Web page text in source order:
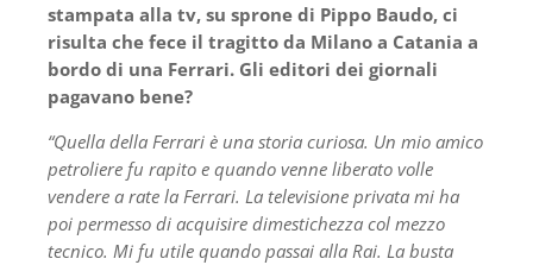
stampata alla tv, su sprone di Pippo Baudo, ci
risulta che fece il tragitto da Milano a Catania a
bordo di una Ferrari. Gli editori dei giornali
pagavano bene?
“Quella della Ferrari è una storia curiosa. Un mio amico
petroliere fu rapito e quando venne liberato volle
vendere a rate la Ferrari. La televisione privata mi ha
poi permesso di acquisire dimestichezza col mezzo
tecnico. Mi fu utile quando passai alla Rai. La busta